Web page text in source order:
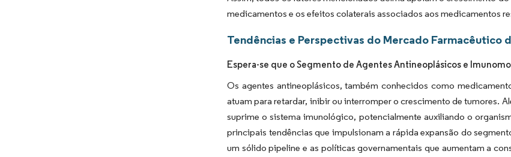
medicamentos e os efeitos colaterais associados aos medicamentos
Tendências e Perspectivas do Mercado Farmacêutico
Espera-se que o Segmento de Agentes Antineoplásicos e
Os agentes antineoplásicos, também conhecidos como
atuam para retardar, inibir ou interromper o crescimento de tumores.
suprime o sistema imunológico, potencialmente auxiliando o
principais tendências que impulsionam a rápida expansão do
um sólido pipeline e as políticas governamentais que aumentam a